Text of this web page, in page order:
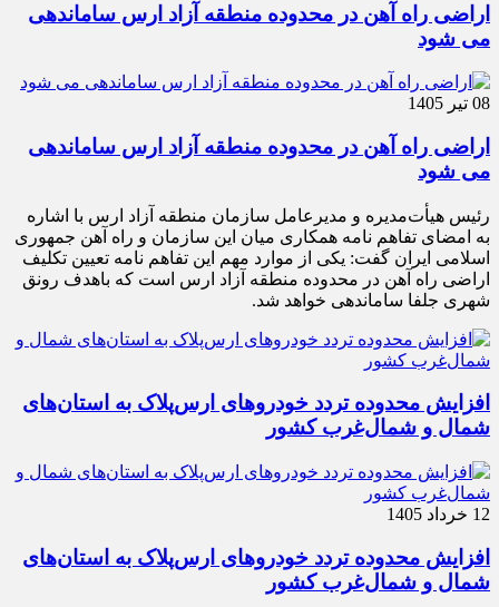
اراضی راه آهن در محدوده منطقه آزاد ارس ساماندهی
می شود
08 تیر 1405
اراضی راه آهن در محدوده منطقه آزاد ارس ساماندهی
می شود
رئیس هیأت‌مدیره و مدیرعامل سازمان منطقه آزاد ارس با اشاره
به امضای تفاهم نامه همکاری میان این سازمان و راه آهن جمهوری
اسلامی ایران گفت: یکی از موارد مهم این تفاهم نامه تعیین تکلیف
اراضی راه آهن در محدوده منطقه آزاد ارس است که باهدف رونق
شهری جلفا ساماندهی خواهد شد.
افزایش محدوده تردد خودروهای ارس‌پلاک به استان‌های
شمال و شمال‌غرب کشور
12 خرداد 1405
افزایش محدوده تردد خودروهای ارس‌پلاک به استان‌های
شمال و شمال‌غرب کشور